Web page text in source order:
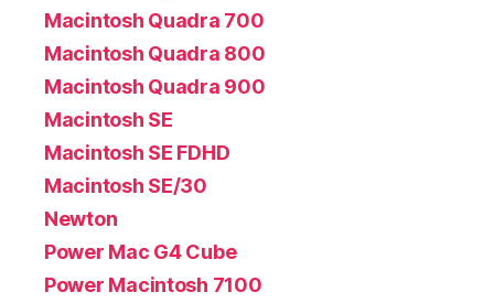
Macintosh Quadra 700
Macintosh Quadra 800
Macintosh Quadra 900
Macintosh SE
Macintosh SE FDHD
Macintosh SE/30
Newton
Power Mac G4 Cube
Power Macintosh 7100